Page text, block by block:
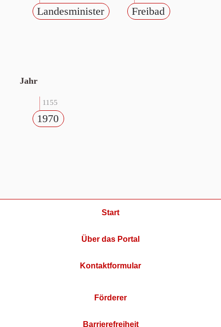
Landesminister Freibad
Jahr
1155
1970
Start
Über das Portal
Kontaktformular
Förderer
Barrierefreiheit